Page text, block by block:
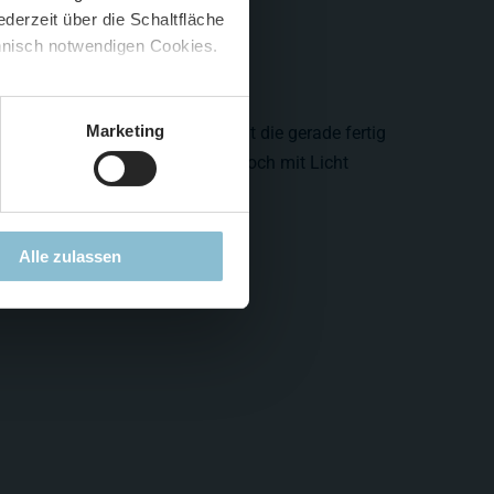
über die Schaltfläche
notwendigen Cookies.
Marketing
Alle zulassen
tut sich so einiges. Hier steht die gerade fertig
Parkhauses, welches nun noch mit Licht